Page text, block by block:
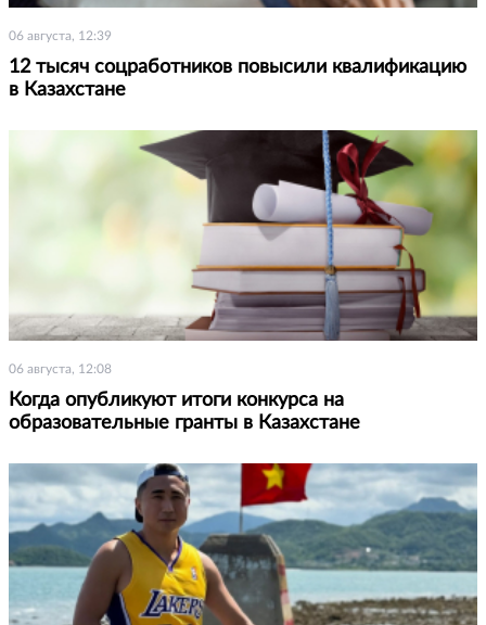
06 августа, 12:39
12 тысяч соцработников повысили квалификацию
в Казахстане
06 августа, 12:08
Когда опубликуют итоги конкурса на
образовательные гранты в Казахстане